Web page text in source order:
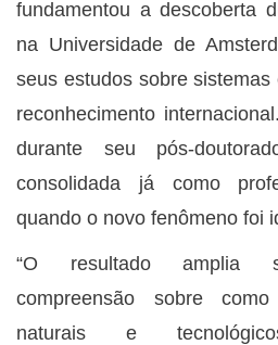
fundamentou a descoberta
na Universidade de
seus estudos sobre
reconhecimento
durante seu pós-
consolidada já como
quando o novo fenômeno foi
“O resultado amplia
compreensão sobre
naturais e